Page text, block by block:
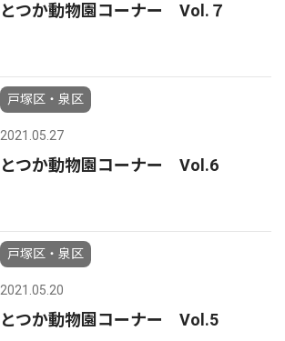
とつか動物園コーナー Vol.７
戸塚区・泉区
2021.05.27
とつか動物園コーナー Vol.6
戸塚区・泉区
2021.05.20
とつか動物園コーナー Vol.5